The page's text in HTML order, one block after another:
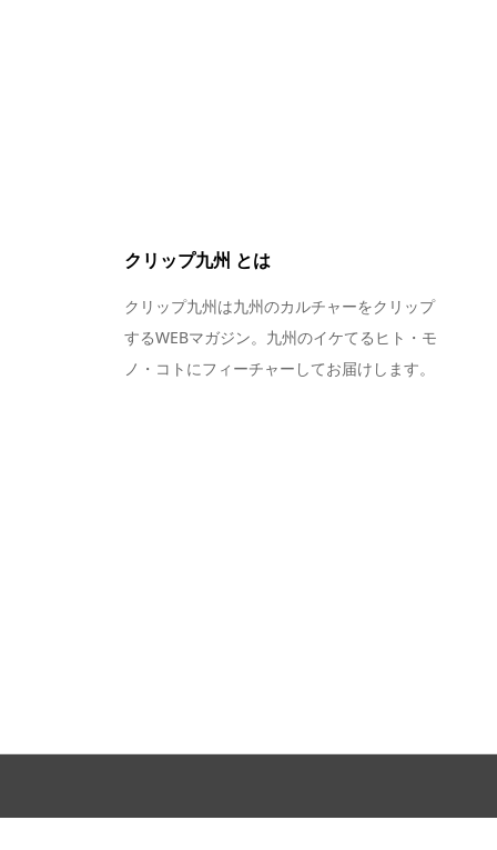
クリップ九州 とは
クリップ九州は九州のカルチャーをクリップ
するWEBマガジン。九州のイケてるヒト・モ
ノ・コトにフィーチャーしてお届けします。